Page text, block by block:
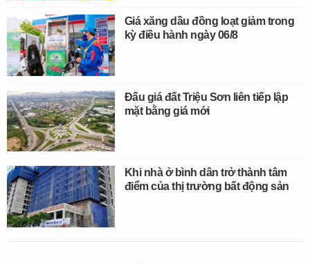
Giá xăng dầu đồng loạt giảm trong
kỳ điều hành ngày 06/8
Đấu giá đất Triệu Sơn liên tiếp lập
mặt bằng giá mới
Khi nhà ở bình dân trở thành tâm
điểm của thị trường bất động sản